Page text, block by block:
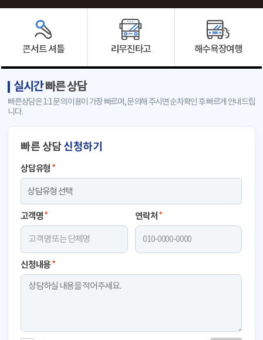
콘서트 셔틀 리무진타고 해수욕장여행
실시간빠른 상담
빠른상담은 1:1 문의 이용이 가장 빠르며, 문의해 주시면 순차확인 후 빠르게 안내드립
니다.
빠른 상담신청하기
상담유형 *
고객명* 연락처 *
신청내용*
[ 결제관련] 문의합니다.
● 접수대기